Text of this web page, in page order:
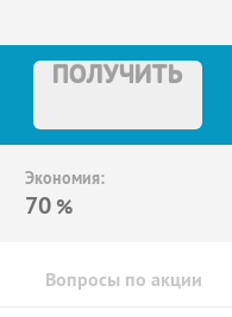
ПОЛУЧИТЬ
Экономия:
70 %
Вопросы по акции